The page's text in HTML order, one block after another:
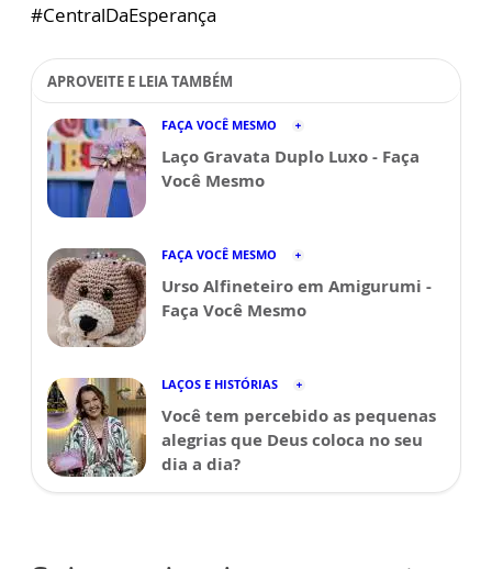
#CentralDaEsperança
APROVEITE E LEIA TAMBÉM
FAÇA VOCÊ MESMO
Laço Gravata Duplo Luxo - Faça
Você Mesmo
FAÇA VOCÊ MESMO
Urso Alfineteiro em Amigurumi -
Faça Você Mesmo
LAÇOS E HISTÓRIAS
Você tem percebido as pequenas
alegrias que Deus coloca no seu
dia a dia?